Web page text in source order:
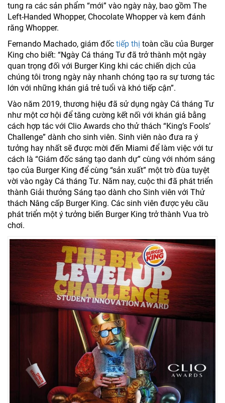
tung ra các sản phẩm “mới” vào ngày này, bao gồm The
Left-Handed Whopper, Chocolate Whopper và kem đánh
răng Whopper.
Fernando Machado, giám đốc tiếp thị toàn cầu của Burger
King cho biết: “Ngày Cá tháng Tư đã trở thành một ngày
quan trọng đối với Burger King khi các chiến dịch của
chúng tôi trong ngày này nhanh chóng tạo ra sự tương tác
lớn với những khán giả trẻ tuổi và khó tiếp cận”.
Vào năm 2019, thương hiệu đã sử dụng ngày Cá tháng Tư
như một cơ hội để tăng cường kết nối với khán giả bằng
cách hợp tác với Clio Awards cho thử thách “King’s Fools’
Challenge” dành cho sinh viên. Sinh viên nào đưa ra ý
tưởng hay nhất sẽ được mời đến Miami để làm việc với tư
cách là “Giám đốc sáng tạo danh dự” cùng với nhóm sáng
tạo của Burger King để cùng “sản xuất” một trò đùa tuyệt
vời vào ngày Cá tháng Tư. Năm nay, cuộc thi đã phát triển
thành Giải thưởng Sáng tạo dành cho Sinh viên với Thử
thách Nâng cấp Burger King. Các sinh viên được yêu cầu
phát triển một ý tưởng biến Burger King trở thành Vua trò
chơi.